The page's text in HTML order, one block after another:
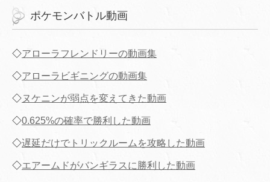
ポケモンバトル動画
◇アローラフレンドリーの動画集
◇アローラビギニングの動画集
◇ヌケニンが弱点を変えてきた動画
◇0.625%の確率で勝利した動画
◇遅延だけでトリックルームを攻略した動画
◇エアームドがバンギラスに勝利した動画